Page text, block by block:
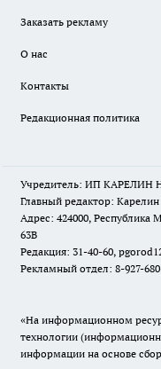
Заказать рекламу
О нас
Контакты
Редакционная политика
Учредитель: ИП КАРЕЛИН
Главный редактор:
Адрес: 424000,
63В
Редакция: 31-40-60,
Рекламный отдел: 8-927-
«На информационном
технологии
информации на основе